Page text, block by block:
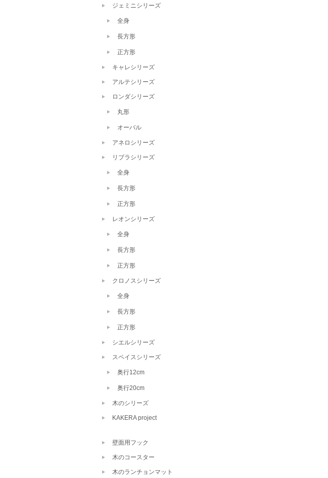
ジェミニシリーズ
全身
長方形
正方形
キャレシリーズ
アルテシリーズ
ロンダシリーズ
丸形
オーバル
アネロシリーズ
リブラシリーズ
全身
長方形
正方形
レオンシリーズ
全身
長方形
正方形
クロノスシリーズ
全身
長方形
正方形
シエルシリーズ
スペイスシリーズ
奥行12cm
奥行20cm
木のシリーズ
KAKERA project
壁面用フック
木のコースター
木のランチョンマット